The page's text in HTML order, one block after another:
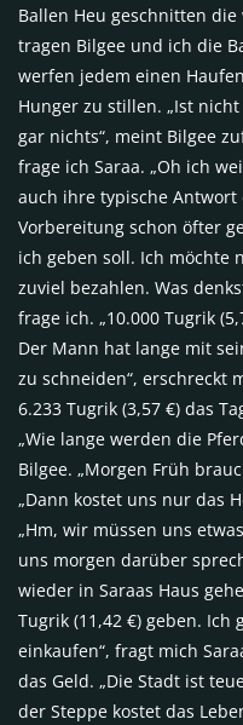
Ballen Heu geschnitten
tragen Bilgee und ich die
werfen jedem einen
Hunger zu stillen. „Ist
gar nichts“, meint Bilgee
frage ich Saraa. „Oh ich
auch ihre typische
Vorbereitung schon öfter
ich geben soll. Ich möchte
zuviel bezahlen. Was
frage ich. „10.000 Tugrik
Der Mann hat lange mit
zu schneiden“, erschreckt
6.233 Tugrik (3,57 €) das
„Wie lange werden die
Bilgee. „Morgen Früh
„Dann kostet uns nur das
„Hm, wir müssen uns
uns morgen darüber
wieder in Saraas Haus
Tugrik (11,42 €) geben. Ich
einkaufen“, fragt mich
das Geld. „Die Stadt ist
der Steppe kostet das